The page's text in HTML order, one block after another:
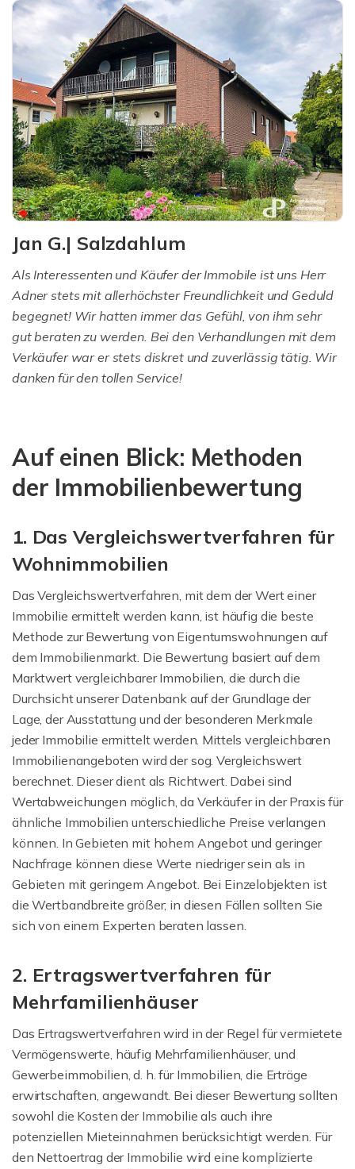
Jan G.| Salzdahlum
Als Interessenten und Käufer der Immobile ist uns Herr
Adner stets mit allerhöchster Freundlichkeit und Geduld
begegnet! Wir hatten immer das Gefühl, von ihm sehr
gut beraten zu werden. Bei den Verhandlungen mit dem
Verkäufer war er stets diskret und zuverlässig tätig. Wir
danken für den tollen Service!
Auf einen Blick: Methoden
der Immobilienbewertung
1. Das Vergleichswertverfahren für
Wohnimmobilien
Das Vergleichswertverfahren, mit dem der Wert einer
Immobilie ermittelt werden kann, ist häufig die beste
Methode zur Bewertung von Eigentumswohnungen auf
dem Immobilienmarkt. Die Bewertung basiert auf dem
Marktwert vergleichbarer Immobilien, die durch die
Durchsicht unserer Datenbank auf der Grundlage der
Lage, der Ausstattung und der besonderen Merkmale
jeder Immobilie ermittelt werden. Mittels vergleichbaren
Immobilienangeboten wird der sog. Vergleichswert
berechnet. Dieser dient als Richtwert. Dabei sind
Wertabweichungen möglich, da Verkäufer in der Praxis für
ähnliche Immobilien unterschiedliche Preise verlangen
können. In Gebieten mit hohem Angebot und geringer
Nachfrage können diese Werte niedriger sein als in
Gebieten mit geringem Angebot. Bei Einzelobjekten ist
die Wertbandbreite größer; in diesen Fällen sollten Sie
sich von einem Experten beraten lassen.
2. Ertragswertverfahren für
Mehrfamilienhäuser
Das Ertragswertverfahren wird in der Regel für vermietete
Vermögenswerte, häufig Mehrfamilienhäuser, und
Gewerbeimmobilien, d. h. für Immobilien, die Erträge
erwirtschaften, angewandt. Bei dieser Bewertung sollten
sowohl die Kosten der Immobilie als auch ihre
potenziellen Mieteinnahmen berücksichtigt werden. Für
den Nettoertrag der Immobilie wird eine komplizierte